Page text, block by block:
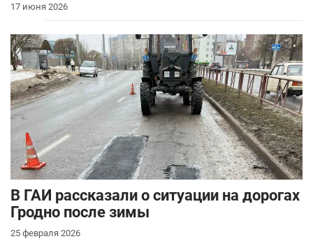
17 июня 2026
В ГАИ рассказали о ситуации на дорогах
Гродно после зимы
25 февраля 2026